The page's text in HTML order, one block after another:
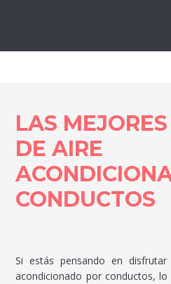
LAS
DE AIRE
CONDUCTOS
Si estás pensando en
acondicionado por conductos,